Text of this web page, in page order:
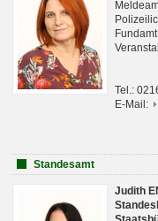
Tel.:
E-Mail:
Standesamt
Judith